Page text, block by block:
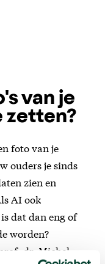
van je
zetten?
foto van je
ouders je sinds
zien en
AI ook
dat dan eng of
worden?
dr. Michel